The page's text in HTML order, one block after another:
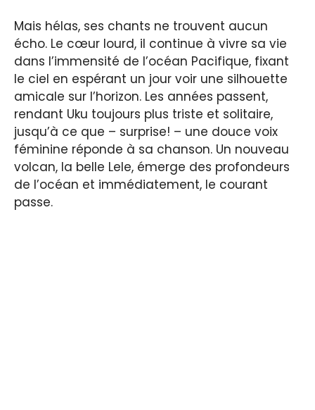
Mais hélas, ses chants ne trouvent aucun
écho. Le cœur lourd, il continue à vivre sa vie
dans l’immensité de l’océan Pacifique, fixant
le ciel en espérant un jour voir une silhouette
amicale sur l’horizon. Les années passent,
rendant Uku toujours plus triste et solitaire,
jusqu’à ce que – surprise! – une douce voix
féminine réponde à sa chanson. Un nouveau
volcan, la belle Lele, émerge des profondeurs
de l’océan et immédiatement, le courant
passe.